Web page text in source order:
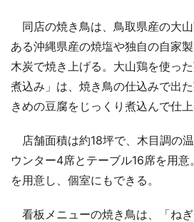
同店の焼き鳥は、鳥取県産の大
ある沖縄県産の焼塩や独自の自家
木炭で焼き上げる。大山鶏を使っ
煮込み」は、焼き鳥の仕込みで出
きめの豆腐をじっくり煮込んで仕上
店舗面積は約18坪で、木目調の
ウンター4席とテーブル16席を用
を用意し、個室にもできる。
看板メニューの焼き鳥は、「ね